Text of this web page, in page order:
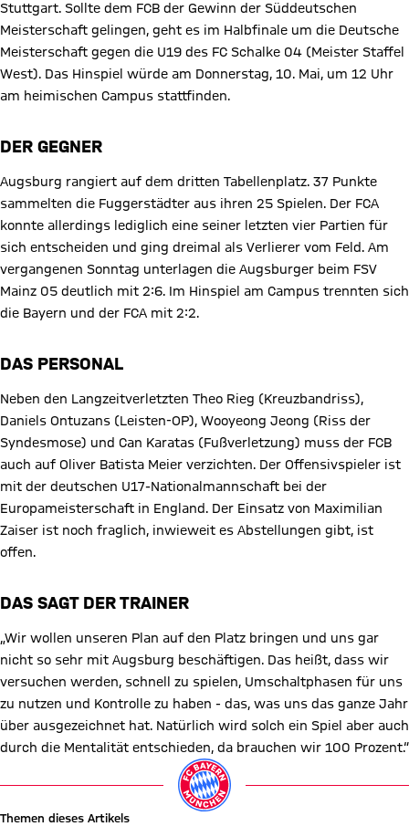
Stuttgart. Sollte dem FCB der Gewinn der Süddeutschen
Meisterschaft gelingen, geht es im Halbfinale um die Deutsche
Meisterschaft gegen die U19 des FC Schalke 04 (Meister Staffel
West). Das Hinspiel würde am Donnerstag, 10. Mai, um 12 Uhr
am heimischen Campus stattfinden.
DER GEGNER
Augsburg rangiert auf dem dritten Tabellenplatz. 37 Punkte
sammelten die Fuggerstädter aus ihren 25 Spielen. Der FCA
konnte allerdings lediglich eine seiner letzten vier Partien für
sich entscheiden und ging dreimal als Verlierer vom Feld. Am
vergangenen Sonntag unterlagen die Augsburger beim FSV
Mainz 05 deutlich mit 2:6. Im Hinspiel am Campus trennten sich
die Bayern und der FCA mit 2:2.
DAS PERSONAL
Neben den Langzeitverletzten Theo Rieg (Kreuzbandriss),
Daniels Ontuzans (Leisten-OP), Wooyeong Jeong (Riss der
Syndesmose) und Can Karatas (Fußverletzung) muss der FCB
auch auf Oliver Batista Meier verzichten. Der Offensivspieler ist
mit der deutschen U17-Nationalmannschaft bei der
Europameisterschaft in England. Der Einsatz von Maximilian
Zaiser ist noch fraglich, inwieweit es Abstellungen gibt, ist
offen.
DAS SAGT DER TRAINER
„Wir wollen unseren Plan auf den Platz bringen und uns gar
nicht so sehr mit Augsburg beschäftigen. Das heißt, dass wir
versuchen werden, schnell zu spielen, Umschaltphasen für uns
zu nutzen und Kontrolle zu haben - das, was uns das ganze Jahr
über ausgezeichnet hat. Natürlich wird solch ein Spiel aber auch
durch die Mentalität entschieden, da brauchen wir 100 Prozent.“
Themen dieses Artikels